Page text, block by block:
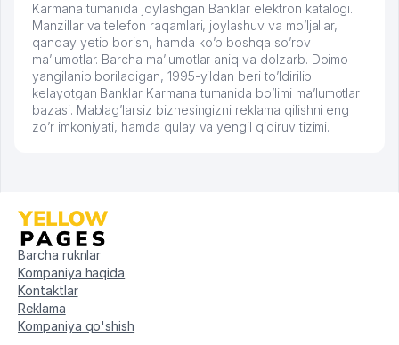
Karmana tumanida joylashgan Banklar elektron katalogi.
Manzillar va telefon raqamlari, joylashuv va mo’ljallar,
qanday yetib borish, hamda ko’p boshqa so’rov
ma’lumotlar. Barcha ma’lumotlar aniq va dolzarb. Doimo
yangilanib boriladigan, 1995-yildan beri to’ldirilib
kelayotgan Banklar Karmana tumanida bo’limi ma’lumotlar
bazasi. Mablag’larsiz biznesingizni reklama qilishni eng
zo’r imkoniyati, hamda qulay va yengil qidiruv tizimi.
Barcha ruknlar
Kompaniya haqida
Kontaktlar
Reklama
Kompaniya qo'shish